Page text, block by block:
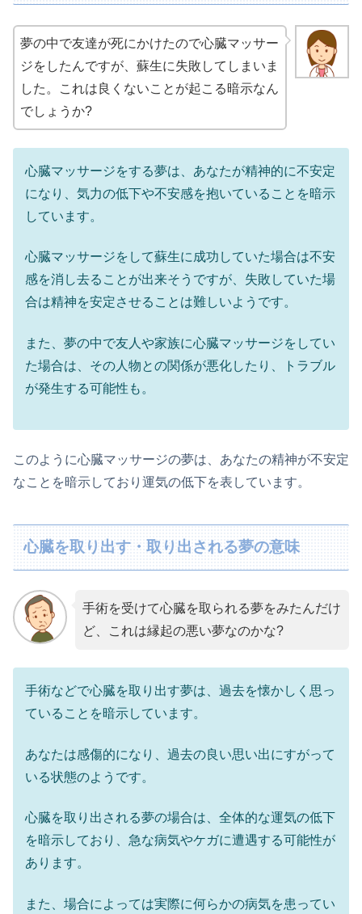
夢の中で友達が死にかけたので心臓マッサー
ジをしたんですが、蘇生に失敗してしまいま
した。これは良くないことが起こる暗示なん
でしょうか?
心臓マッサージをする夢は、あなたが精神的に不安定
になり、気力の低下や不安感を抱いていることを暗示
しています。
心臓マッサージをして蘇生に成功していた場合は不安
感を消し去ることが出来そうですが、失敗していた場
合は精神を安定させることは難しいようです。
また、夢の中で友人や家族に心臓マッサージをしてい
た場合は、その人物との関係が悪化したり、トラブル
が発生する可能性も。
このように心臓マッサージの夢は、あなたの精神が不安定
なことを暗示しており運気の低下を表しています。
心臓を取り出す・取り出される夢の意味
手術を受けて心臓を取られる夢をみたんだけ
ど、これは縁起の悪い夢なのかな?
手術などで心臓を取り出す夢は、過去を懐かしく思っ
ていることを暗示しています。
あなたは感傷的になり、過去の良い思い出にすがって
いる状態のようです。
心臓を取り出される夢の場合は、全体的な運気の低下
を暗示しており、急な病気やケガに遭遇する可能性が
あります。
また、場合によっては実際に何らかの病気を患ってい